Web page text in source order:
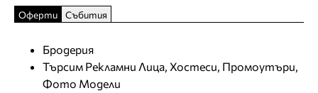
Оферти Събития
Бродерия
Търсим Рекламни Лица, Хостеси, Промоутъри,
Фото Модели